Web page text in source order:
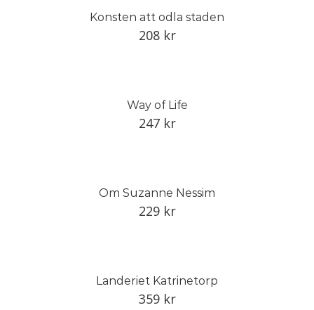
Konsten att odla staden
208 kr
Way of Life
247 kr
Om Suzanne Nessim
229 kr
Landeriet Katrinetorp
359 kr